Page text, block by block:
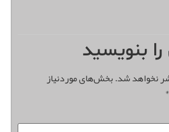
بنویسید
نخواهد شد.بخش‌های موردنیاز
*